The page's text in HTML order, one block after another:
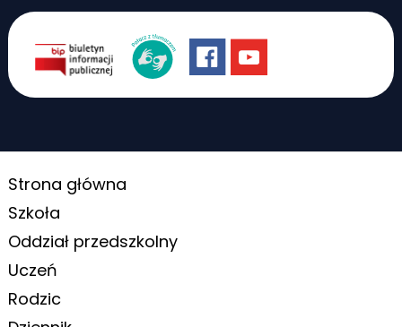
Strona główna
Szkoła
Oddział przedszkolny
Uczeń
Rodzic